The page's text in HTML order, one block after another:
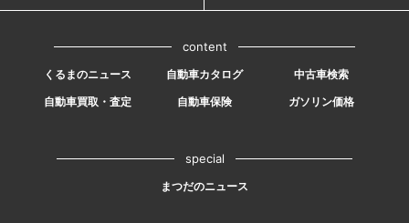
content
くるまのニュース 自動車カタログ
中古車検索
自動車買取・査定
自動車保険 ガソリン価格
special
まつだのニュース